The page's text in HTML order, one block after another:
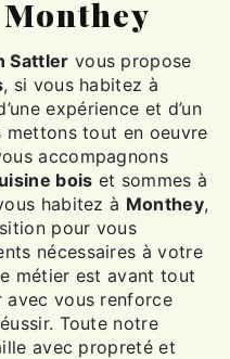
Monthey
Sattler vous propose
, si vous habitez à
expérience et d’un
tout en oeuvre
accompagnons
bois et sommes à
habitez à Monthey,
pour vous
nécessaires à votre
métier est avant tout
vous renforce
Toute notre
avec propreté et